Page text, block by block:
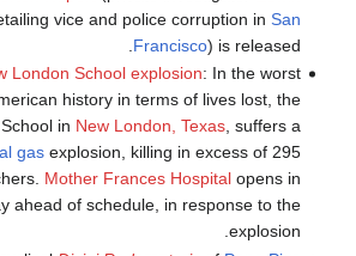
vice and police corruption in San
Francisco) is released.
London School explosion: In the worst
history in terms of lives lost, the
in New London, Texas, suffers a
gasexplosion, killing in excess of 295
Mother Frances Hospitalopens in
ahead of schedule, in response to the
explosion.